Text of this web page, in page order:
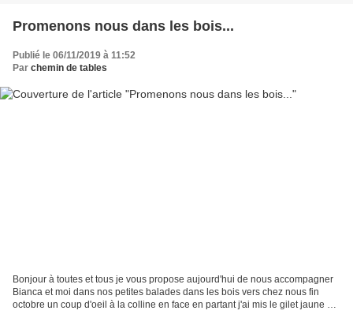
Promenons nous dans les bois...
Publié le 06/11/2019 à 11:52
Par chemin de tables
Bonjour à toutes et tous je vous propose aujourd'hui de nous accompagner
Bianca et moi dans nos petites balades dans les bois vers chez nous fin
octobre un coup d'oeil à la colline en face en partant j'ai mis le gilet jaune à